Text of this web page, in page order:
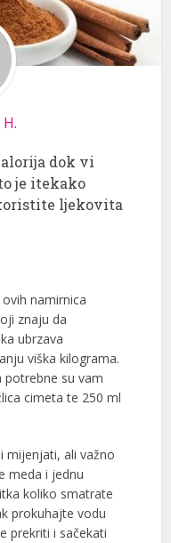
H.
dok vi
je itekako
ljekovita
namirnica
znaju da
ubrzava
viška kilograma.
potrebne su vam
cimeta te 250 ml
mijenjati, ali važno
meda i jednu
koliko smatrate
prokuhajte vodu
prekriti i sačekati